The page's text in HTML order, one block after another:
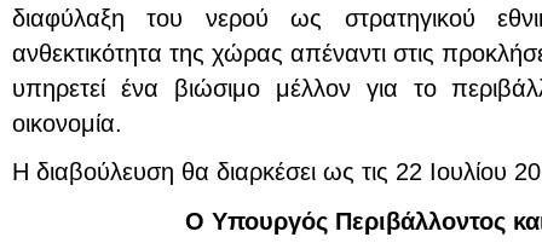
διαφύλαξη του νερού ως στρατηγικού
ανθεκτικότητα της χώρας απέναντι στις
υπηρετεί ένα βιώσιμο μέλλον για το
οικονομία.
Η διαβούλευση θα διαρκέσει ως τις 22 Ιουλίου
O Υπουργός Περιβάλλοντος